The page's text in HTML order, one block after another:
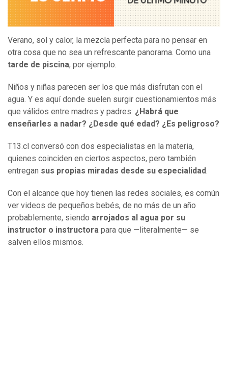
Verano, sol y calor, la mezcla perfecta para no pensar en
otra cosa que no sea un refrescante panorama. Como una
tarde de piscina, por ejemplo.
Niños y niñas parecen ser los que más disfrutan con el
agua. Y es aquí donde suelen surgir cuestionamientos más
que válidos entre madres y padres: ¿Habrá que
enseñarles a nadar? ¿Desde qué edad? ¿Es peligroso?
T13.cl conversó con dos especialistas en la materia,
quienes coinciden en ciertos aspectos, pero también
entregan sus propias miradas desde su especialidad.
Con el alcance que hoy tienen las redes sociales, es común
ver videos de pequeños bebés, de no más de un año
probablemente, siendo arrojados al agua por su
instructor o instructora para que —literalmente— se
salven ellos mismos.